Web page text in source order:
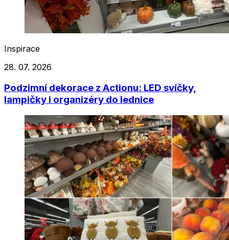
Inspirace
28. 07. 2026
Podzimní dekorace z Actionu: LED svíčky,
lampičky i organizéry do lednice